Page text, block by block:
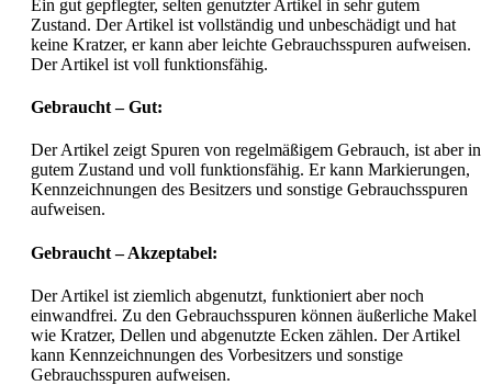
Ein gut gepflegter, selten genutzter Artikel in sehr gutem
Zustand. Der Artikel ist vollständig und unbeschädigt und hat
keine Kratzer, er kann aber leichte Gebrauchsspuren aufweisen.
Der Artikel ist voll funktionsfähig.
Gebraucht – Gut:
Der Artikel zeigt Spuren von regelmäßigem Gebrauch, ist aber in
gutem Zustand und voll funktionsfähig. Er kann Markierungen,
Kennzeichnungen des Besitzers und sonstige Gebrauchsspuren
aufweisen.
Gebraucht – Akzeptabel:
Der Artikel ist ziemlich abgenutzt, funktioniert aber noch
einwandfrei. Zu den Gebrauchsspuren können äußerliche Makel
wie Kratzer, Dellen und abgenutzte Ecken zählen. Der Artikel
kann Kennzeichnungen des Vorbesitzers und sonstige
Gebrauchsspuren aufweisen.